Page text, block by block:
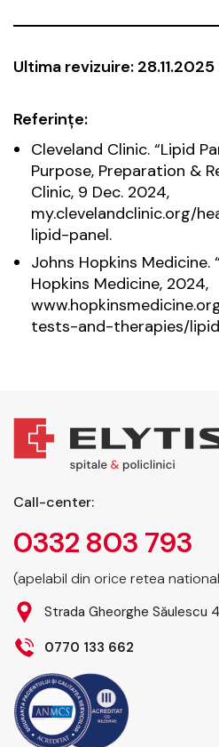
Ultima revizuire: 28.11.2025
Referințe:
Cleveland Clinic. “Lipid
Purpose, Preparation &
Clinic, 9 Dec. 2024,
my.clevelandclinic.org/
lipid-panel.
Johns Hopkins Medicine.
Hopkins Medicine, 2024,
tests-and-therapies/
Call-center:
0332 803 793
(apelabil din orice retea
Strada Gheorghe Săulescu
0770 133 662